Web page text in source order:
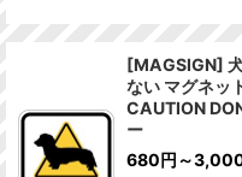
[MAGSIGN]
ない マグネッ
CAUTION
ー
680円 ～